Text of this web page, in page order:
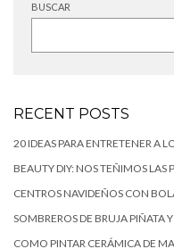
BUSCAR
RECENT POSTS
20 IDEAS PARA ENTRETENER A
BEAUTY DIY: NOS TEÑIMOS LAS
CENTROS NAVIDEÑOS CON
SOMBREROS DE BRUJA PIÑATA
COMO PINTAR CERÁMICA DE